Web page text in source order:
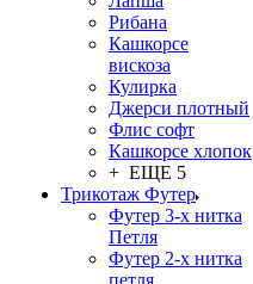
Рибана
Кашкорсе
вискоза
Кулирка
Джерси плотный
Флис софт
Кашкорсе хлопок
+ ЕЩЕ 5
Трикотаж Футер
Футер 3-х нитка
Петля
Футер 2-х нитка
петля